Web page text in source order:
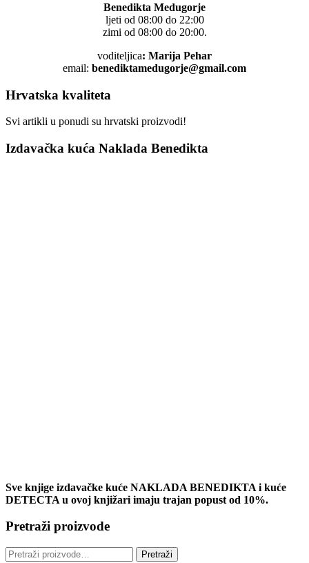
Benedikta Medugorje
ljeti od 08:00 do 22:00
zimi od 08:00 do 20:00.
voditeljica: Marija Pehar
email: benediktamedugorje@gmail.com
Hrvatska kvaliteta
Svi artikli u ponudi su hrvatski proizvodi!
Izdavačka kuća Naklada Benedikta
Sve knjige izdavačke kuće NAKLADA BENEDIKTA i kuće
DETECTA u ovoj knjižari imaju trajan popust od 10%.
Pretraži proizvode
Pretraži: Pretraži